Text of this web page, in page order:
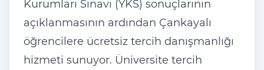
Kurumları Sınavı (YKS) sonuçlarının
açıklanmasının ardından Çankayalı
öğrencilere ücretsiz tercih danışmanlığı
hizmeti sunuyor. Üniversite tercih